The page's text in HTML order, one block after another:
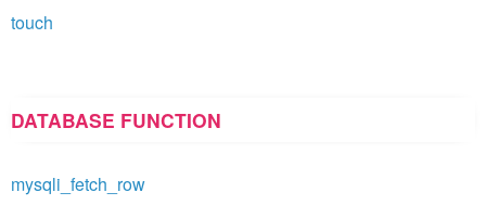
touch
DATABASE FUNCTION
mysqli_fetch_row